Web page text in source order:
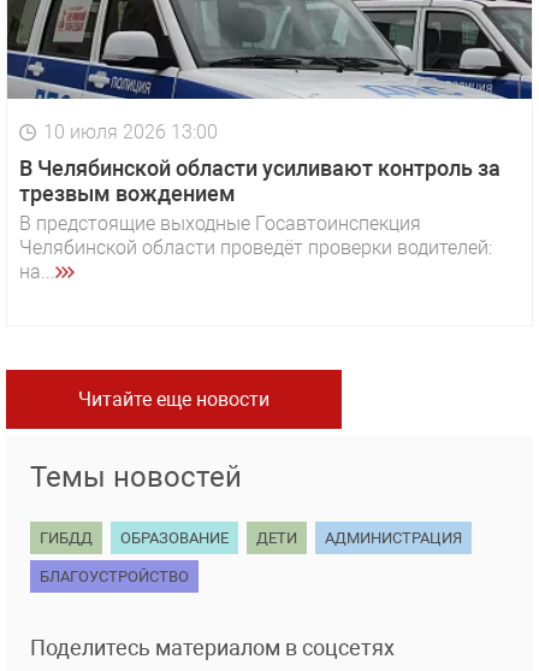
10 июля 2026 13:00
В Челябинской области усиливают контроль за
трезвым вождением
В предстоящие выходные Госавтоинспекция
Челябинской области проведёт проверки водителей:
на...
Читайте еще новости
Темы новостей
ГИБДД ОБРАЗОВАНИЕ ДЕТИ АДМИНИСТРАЦИЯ
БЛАГОУСТРОЙСТВО
Поделитесь материалом в соцсетях